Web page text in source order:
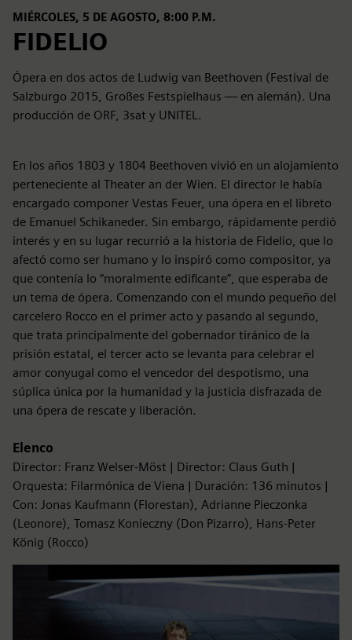
MIÉRCOLES, 5 DE AGOSTO, 8:00 P.M.
FIDELIO
Ópera en dos actos de Ludwig van Beethoven (Festival de
Salzburgo 2015, Großes Festspielhaus — en alemán). Una
producción de ORF, 3sat y UNITEL.
En los años 1803 y 1804 Beethoven vivió en un alojamiento
perteneciente al Theater an der Wien. El director le había
encargado componer Vestas Feuer, una ópera en el libreto
de Emanuel Schikaneder. Sin embargo, rápidamente perdió
interés y en su lugar recurrió a la historia de Fidelio, que lo
afectó como ser humano y lo inspiró como compositor, ya
que contenía lo “moralmente edificante”, que esperaba de
un tema de ópera. Comenzando con el mundo pequeño del
carcelero Rocco en el primer acto y pasando al segundo,
que trata principalmente del gobernador tiránico de la
prisión estatal, el tercer acto se levanta para celebrar el
amor conyugal como el vencedor del despotismo, una
súplica única por la humanidad y la justicia disfrazada de
una ópera de rescate y liberación.
Elenco
Director: Franz Welser-Möst | Director: Claus Guth |
Orquesta: Filarmónica de Viena | Duración: 136 minutos |
Con: Jonas Kaufmann (Florestan), Adrianne Pieczonka
(Leonore), Tomasz Konieczny (Don Pizarro), Hans-Peter
König (Rocco)